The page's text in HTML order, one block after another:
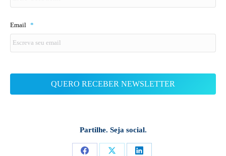
Email *
Partilhe. Seja social.